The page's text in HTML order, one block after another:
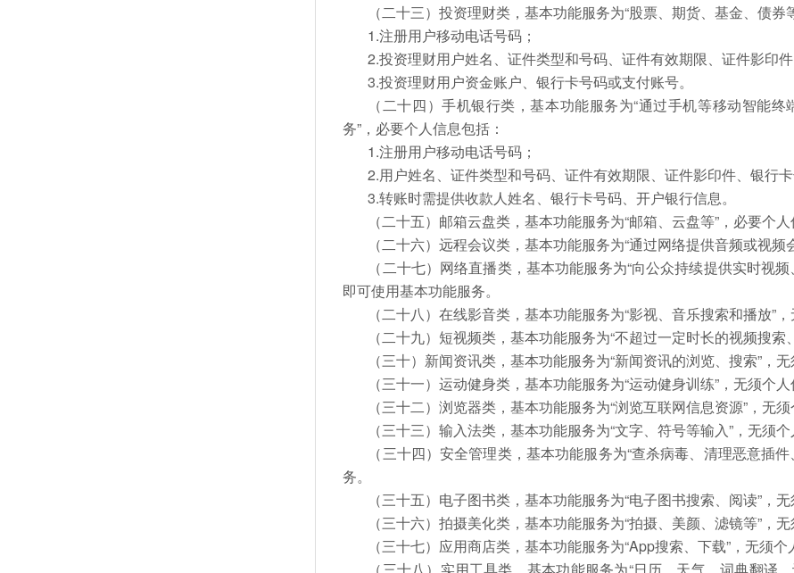
（二十三）投资理财类，基本功能服务为“股票、期货、基金、债
1.注册用户移动电话号码；
2.投资理财用户姓名、证件类型和号码、证件有效期限、证件影印件
3.投资理财用户资金账户、银行卡号码或支付账号。
（二十四）手机银行类，基本功能服务为“通过手机等移动智能
务”，必要个人信息包括：
1.注册用户移动电话号码；
2.用户姓名、证件类型和号码、证件有效期限、证件影印件、银行
3.转账时需提供收款人姓名、银行卡号码、开户银行信息。
（二十五）邮箱云盘类，基本功能服务为“邮箱、云盘等”，必要个
（二十六）远程会议类，基本功能服务为“通过网络提供音频或视
（二十七）网络直播类，基本功能服务为“向公众持续提供实时视
即可使用基本功能服务。
（二十八）在线影音类，基本功能服务为“影视、音乐搜索和播放”
（二十九）短视频类，基本功能服务为“不超过一定时长的视频搜
（三十）新闻资讯类，基本功能服务为“新闻资讯的浏览、搜索”，
（三十一）运动健身类，基本功能服务为“运动健身训练”，无须个
（三十二）浏览器类，基本功能服务为“浏览互联网信息资源”，无
（三十三）输入法类，基本功能服务为“文字、符号等输入”，无须
（三十四）安全管理类，基本功能服务为“查杀病毒、清理恶意插
务。
（三十五）电子图书类，基本功能服务为“电子图书搜索、阅读”，
（三十六）拍摄美化类，基本功能服务为“拍摄、美颜、滤镜等”，
（三十七）应用商店类，基本功能服务为“App搜索、下载”，无须